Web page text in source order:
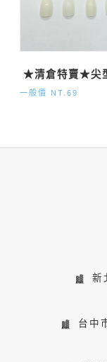
一般價 NT.69
新
台中